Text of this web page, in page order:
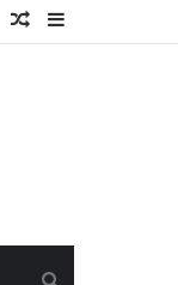
Rastgele
Kayıt